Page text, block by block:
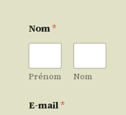
Nom*
Prénom Nom
E-mail*